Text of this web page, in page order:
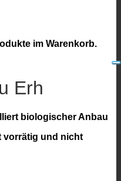
im Warenkorb.
Erh
biologischer Anbau
vorrätig und nicht